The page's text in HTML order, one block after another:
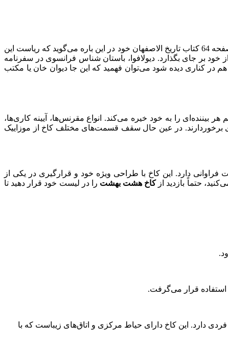
مدرسه همایونی کاخ اصفهان در سال 1300 به دستور ظل السلطان، حکمران وقت قاجار در اصفهان بنا شده است. میر سید علی جناب در صفحه 64 کتاب تاریخ الاصفهان خود در این باره می‌گوید که ریاست این
بر جای بگذارد. دیولافوا، باستان شناس فرانسوی در سفرنامه
کناری دیده شود می‌توان فهمید که این جا دیوان خان یا مکتب
را به خود خیره می‌کند. انواع مقرنس‌ها، آیینه کاری‌ها،
برخوردارند. در عین حال سقف قسمت‌های مختلف کاخ از موزاییک
فراوانی دارد. این کاخ با طراحی ویژه خود و قرارگیری در یکی از
حتماً بازدید از کاخ هشت بهشت را در لیست خود قرار دهید تا
قرار می‌گرفت.
دارد. این کاخ دارای حیاط مرکزی و اتاق‌های زیباست که با